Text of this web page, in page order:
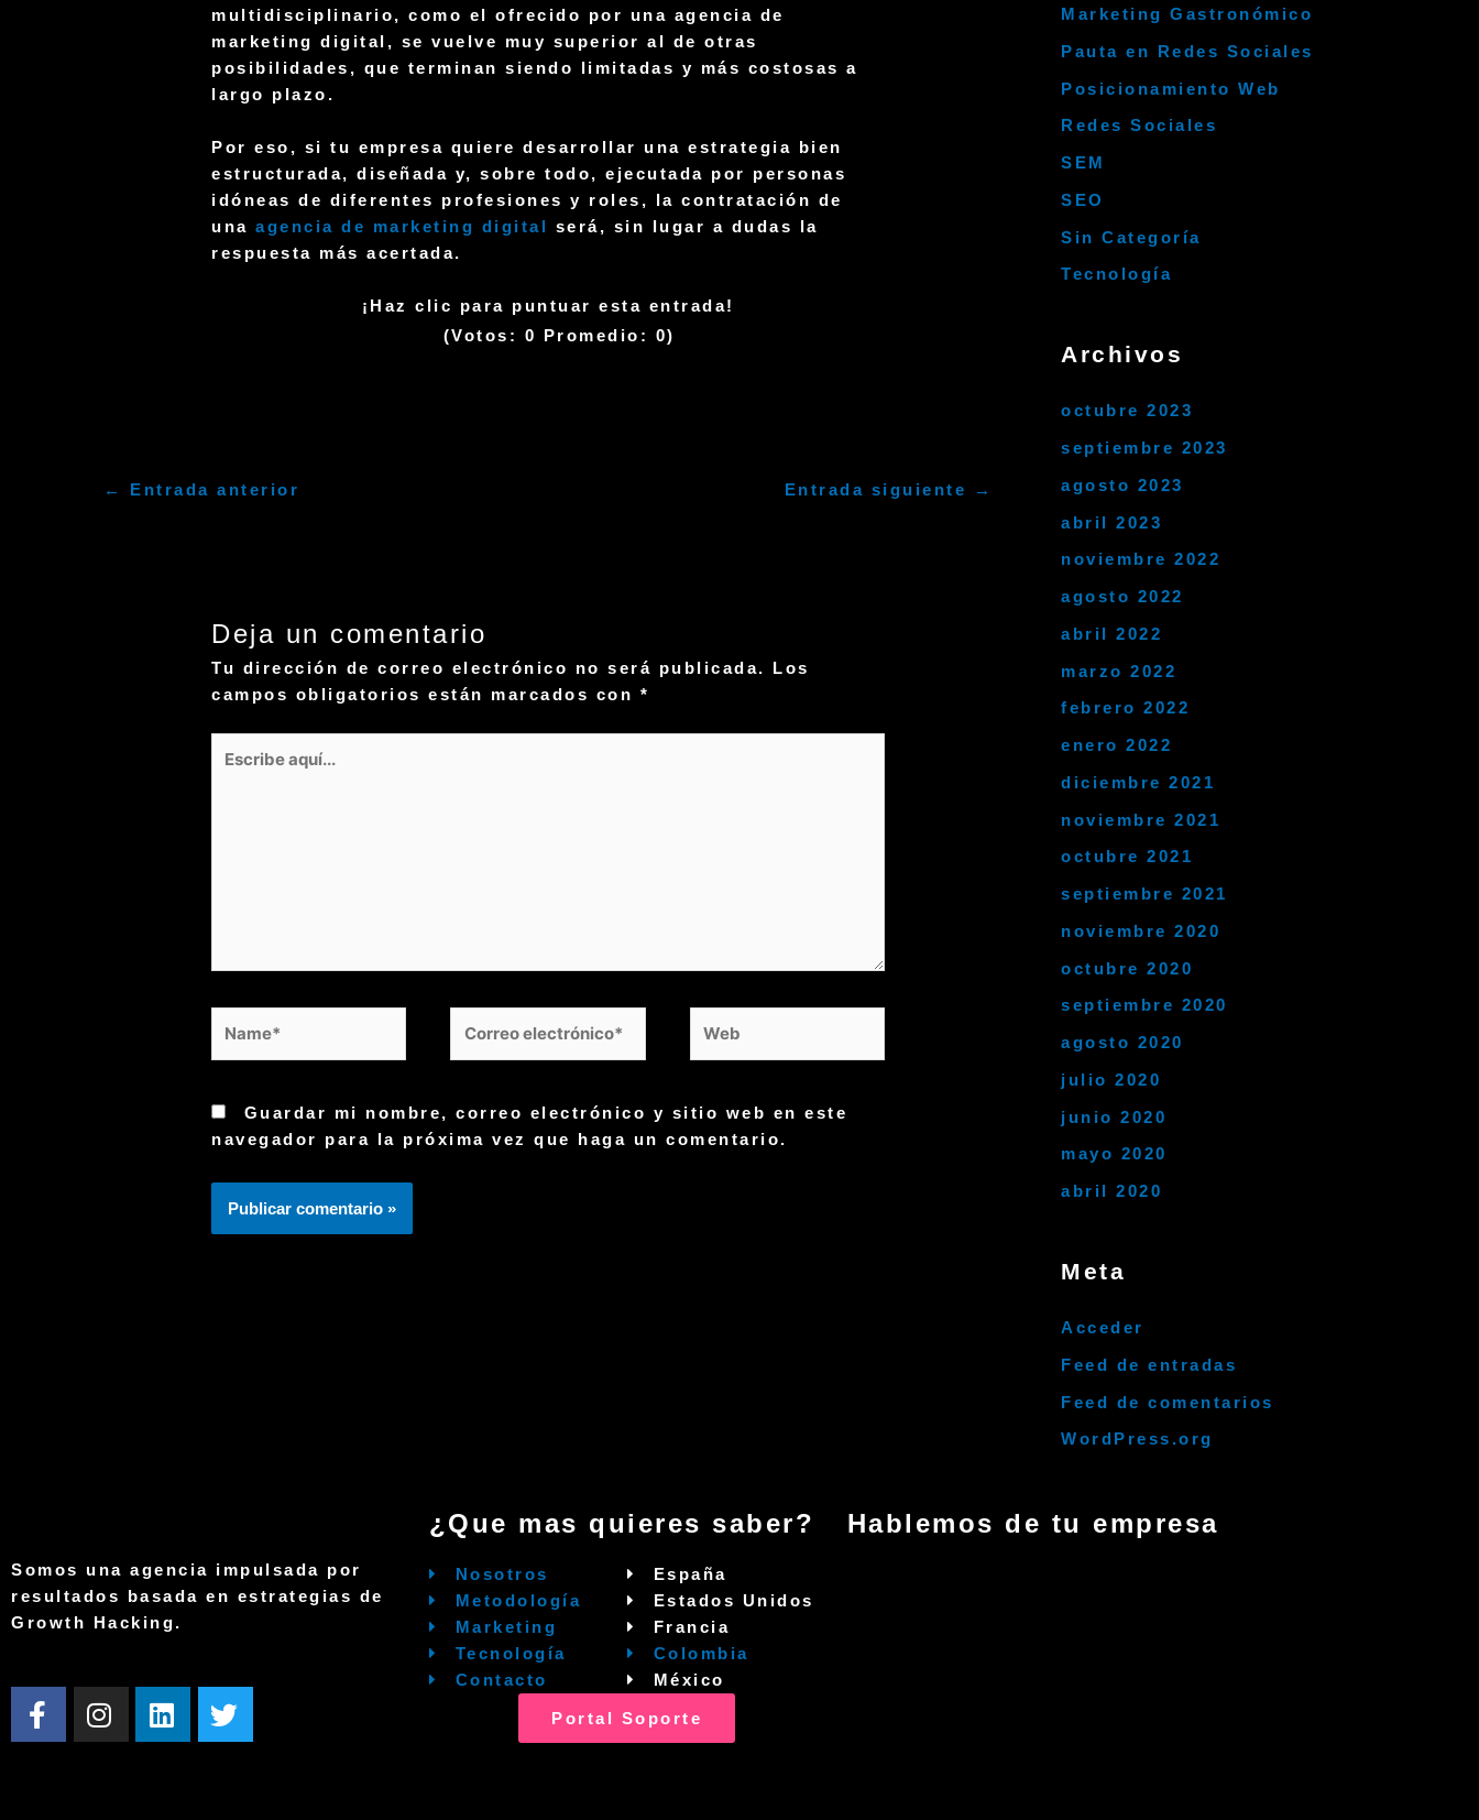
multidisciplinario, como el ofrecido por una agencia de
marketing digital, se vuelve muy superior al de otras
posibilidades, que terminan siendo limitadas y más costosas a
largo plazo.
Por eso, si tu empresa quiere desarrollar unaestrategia bien
estructurada, diseñada y, sobre todo, ejecutada por personas
idóneas de diferentes profesiones y roles, la contratación de
unaagencia de marketing digital será, sin lugar a dudas la
respuesta más acertada.
¡Haz clic para puntuar esta entrada!
(Votos: 0 Promedio: 0)
← Entrada anterior Entrada siguiente →
Deja un comentario
Tu dirección de correo electrónico no será publicada. Los
campos obligatorios están marcados con *
aquí...
electrónico*
Guardar mi nombre, correo electrónico y sitio web en este
navegador para la próxima vez que haga un comentario.
Marketing Gastronómico
Pauta en Redes Sociales
Posicionamiento Web
Redes Sociales
SEM
SEO
Sin Categoría
Tecnología
Archivos
octubre 2023
septiembre 2023
agosto 2023
abril 2023
noviembre 2022
agosto 2022
abril 2022
marzo 2022
febrero 2022
enero 2022
diciembre 2021
noviembre 2021
octubre 2021
septiembre 2021
noviembre 2020
octubre 2020
septiembre 2020
agosto 2020
julio 2020
junio 2020
mayo 2020
abril 2020
Meta
Acceder
Feed de entradas
Feed de comentarios
WordPress.org
Somos una agencia impulsada por
resultados basada en estrategias de
Growth Hacking.
F
a
I
n
L
i
T
w
¿Que mas quieres saber?
Nosotros
Metodología
Marketing
Tecnología
Contacto
España
Estados Unidos
Francia
Colombia
México
Portal Soporte
Hablemos de tu empresa